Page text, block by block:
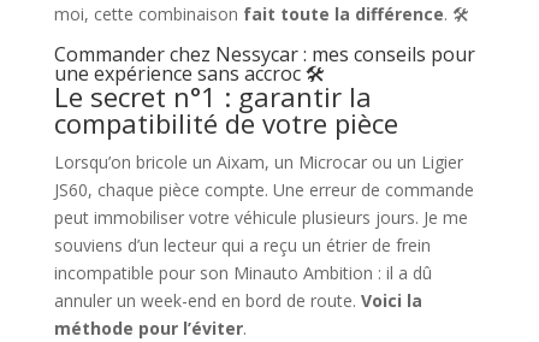
moi, cette combinaison fait toute la différence. 🛠️
Commander chez Nessycar : mes conseils pour
une expérience sans accroc 🛠️
Le secret n°1 : garantir la
compatibilité de votre pièce
Lorsqu’on bricole un Aixam, un Microcar ou un Ligier
JS60, chaque pièce compte. Une erreur de commande
peut immobiliser votre véhicule plusieurs jours. Je me
souviens d’un lecteur qui a reçu un étrier de frein
incompatible pour son Minauto Ambition : il a dû
annuler un week-end en bord de route. Voici la
méthode pour l’éviter.